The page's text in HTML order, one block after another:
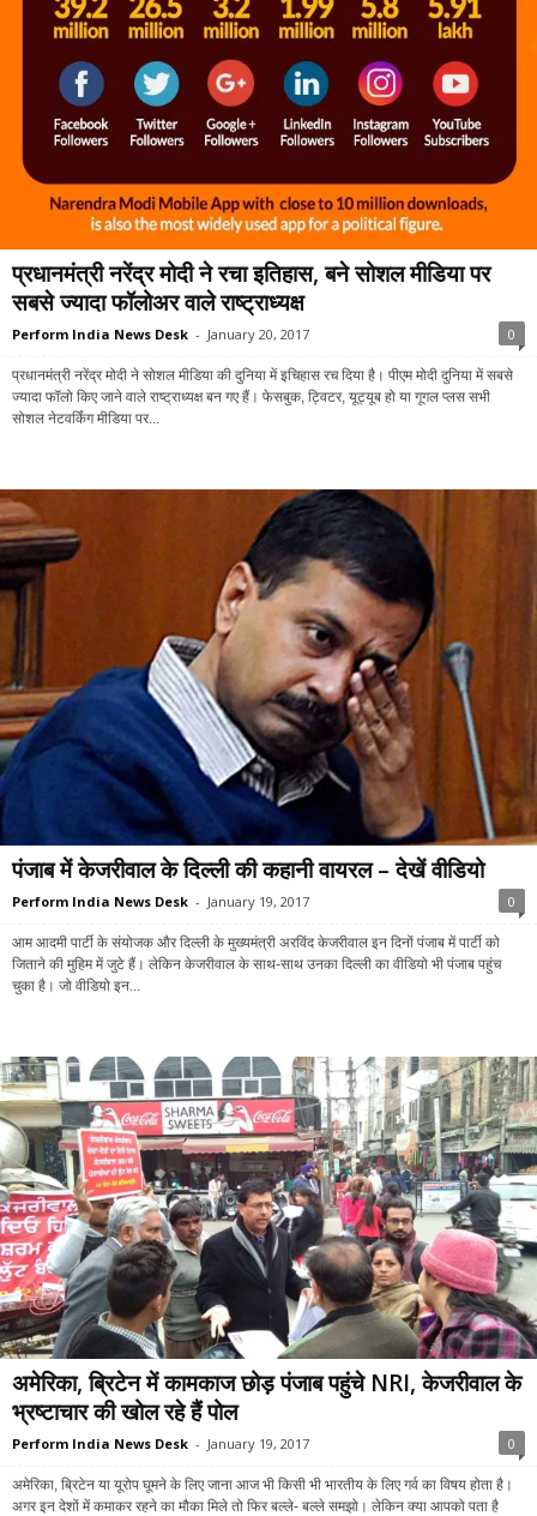
प्रधानमंत्री नरेंद्र मोदी ने रचा इतिहास, बने सोशल मीडिया पर
सबसे ज्यादा फॉलोअर वाले राष्ट्राध्यक्ष
Perform India News Desk - January 20, 2017 0
प्रधानमंत्री नरेंद्र मोदी ने सोशल मीडिया की दुनिया में इचिहास रच दिया है। पीएम मोदी दुनिया में सबसे
ज्यादा फॉलो किए जाने वाले राष्ट्राध्यक्ष बन गए हैं। फेसबुक, ट्विटर, यूट्यूब हो या गूगल प्लस सभी
सोशल नेटवर्किंग मीडिया पर...
पंजाब में केजरीवाल के दिल्ली की कहानी वायरल – देखें वीडियो
Perform India News Desk - January 19, 2017 0
आम आदमी पार्टी के संयोजक और दिल्ली के मुख्यमंत्री अरविंद केजरीवाल इन दिनों पंजाब में पार्टी को
जिताने की मुहिम में जुटे हैं। लेकिन केजरीवाल के साथ-साथ उनका दिल्ली का वीडियो भी पंजाब पहुंच
चुका है। जो वीडियो इन...
अमेरिका, ब्रिटेन में कामकाज छोड़ पंजाब पहुंचे NRI, केजरीवाल के
भ्रष्टाचार की खोल रहे हैं पोल
Perform India News Desk - January 19, 2017 0
अमेरिका, ब्रिटेन या यूरोप घूमने के लिए जाना आज भी किसी भी भारतीय के लिए गर्व का विषय होता है।
अगर इन देशों में कमाकर रहने का मौका मिले तो फिर बल्ले- बल्ले समझो। लेकिन क्या आपको पता है